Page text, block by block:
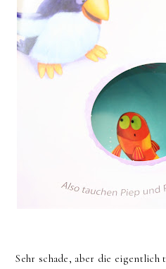
Sehr schade, aber die